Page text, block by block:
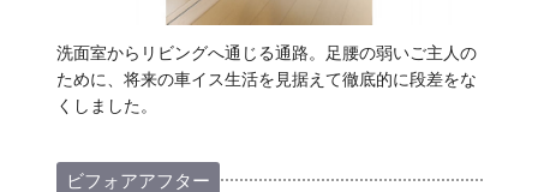
洗面室からリビングへ通じる通路。足腰の弱いご主人の
ために、将来の車イス生活を見据えて徹底的に段差をな
くしました。
ビフォアアフター